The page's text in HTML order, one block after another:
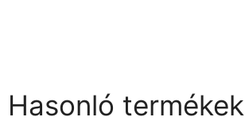
Hasonló termékek